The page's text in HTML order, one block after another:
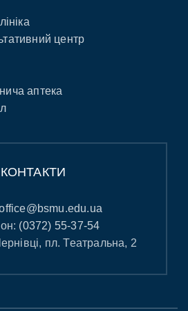
центр
аптека
КОНТАКТИ
(0372) 55-37-54
пл. Театральна, 2